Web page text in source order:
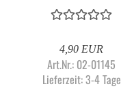
Kolbenkompressor
4,90 EUR
Art.Nr.: 02-01145
Lieferzeit:3-4 Tage